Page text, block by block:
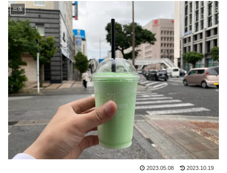
出張
2023.05.08 2023.10.19